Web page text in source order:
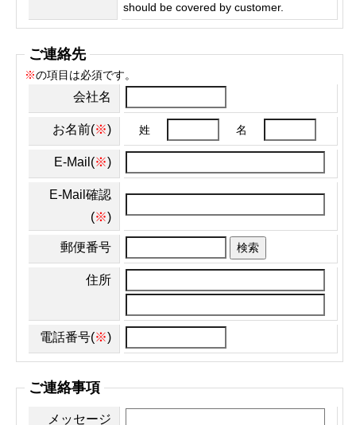
should be covered by customer.
ご連絡先
※の項目は必須です。
会社名
お名前(※) 姓 名
E-Mail(※)
E-Mail確認
(※)
郵便番号 検索
住所
電話番号(※)
ご連絡事項
メッセージ